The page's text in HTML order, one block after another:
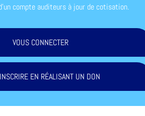
compte auditeurs à jour de cotisation.
VOUS CONNECTER
EN RÉALISANT UN DON